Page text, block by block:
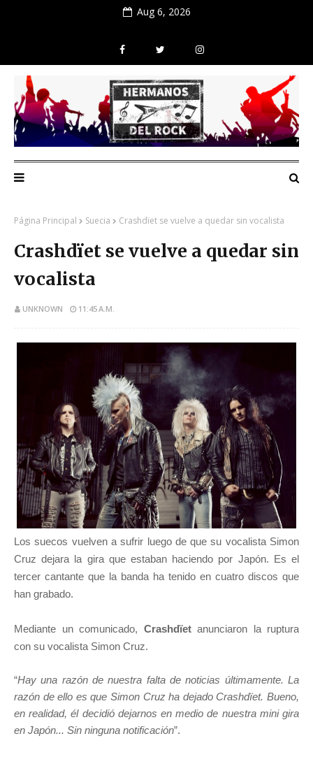
Aug 6, 2026
Página Principal Suecia Crashdïet se vuelve a quedar sin vocalista
Crashdïet se vuelve a quedar sin
vocalista
UNKNOWN 11:45 A.M.
Los suecos vuelven a sufrir luego de que su vocalista Simon
Cruz dejara la gira que estaban haciendo por Japón. Es el
tercer cantante que la banda ha tenido en cuatro discos que
han grabado.
Mediante un comunicado, Crashdïetanunciaron la ruptura
con su vocalista Simon Cruz.
“Hay una razón de nuestra falta de noticias últimamente. La
razón de ello es que Simon Cruz ha dejado Crashdïet. Bueno,
en realidad, él decidió dejarnos en medio de nuestra mini gira
en Japón... Sin ninguna notificación”.